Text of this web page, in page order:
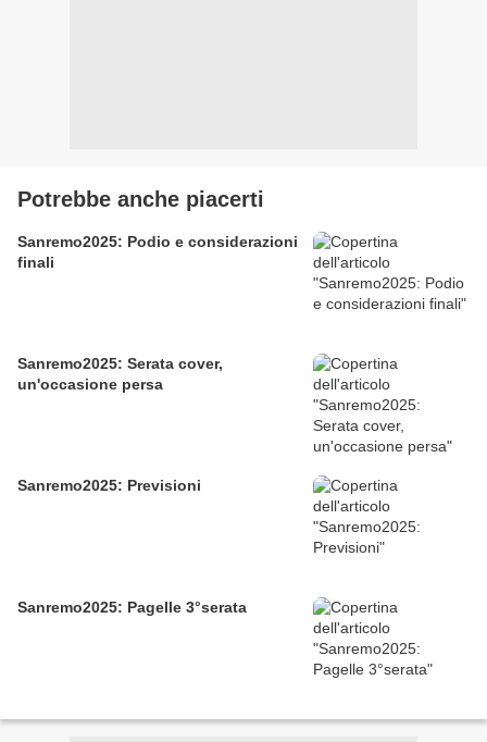
Potrebbe anche piacerti
Sanremo2025: Podio e considerazioni
finali
Sanremo2025: Serata cover,
un'occasione persa
Sanremo2025: Previsioni
Sanremo2025: Pagelle 3°serata